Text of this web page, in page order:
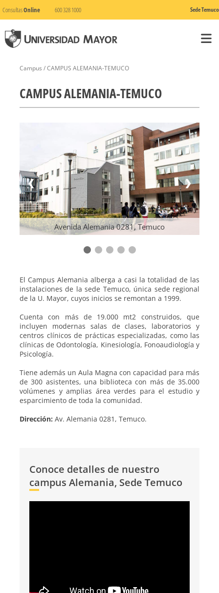
ConsultasOnline 600 328 1000 Sede Temuco
Campus / CAMPUS ALEMANIA-TEMUCO
CAMPUS ALEMANIA-TEMUCO
Avenida Alemania 0281, Temuco
❮ ❯
El Campus Alemania alberga a casi la totalidad de las
instalaciones de la sede Temuco, única sede regional
de la U. Mayor, cuyos inicios se remontan a 1999.
Cuenta con más de 19.000 mt2 construidos, que
incluyen modernas salas de clases, laboratorios y
centros clínicos de prácticas especializadas, como las
clínicas de Odontología, Kinesiología, Fonoaudiología y
Psicología.
Tiene además un Aula Magna con capacidad para más
de 300 asistentes, una biblioteca con más de 35.000
volúmenes y amplias área verdes para el estudio y
esparcimiento de toda la comunidad.
Dirección: Av. Alemania 0281, Temuco.
Conoce detalles de nuestro
campus Alemania, Sede Temuco